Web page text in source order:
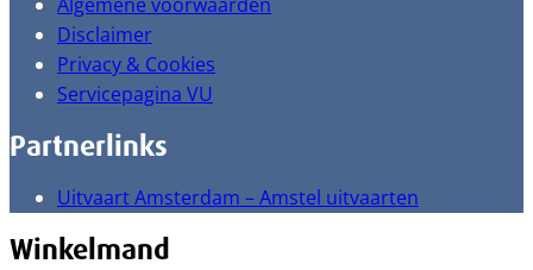
Disclaimer
Privacy & Cookies
Servicepagina VU
Partnerlinks
Uitvaart Amsterdam – Amstel uitvaarten
Winkelmand